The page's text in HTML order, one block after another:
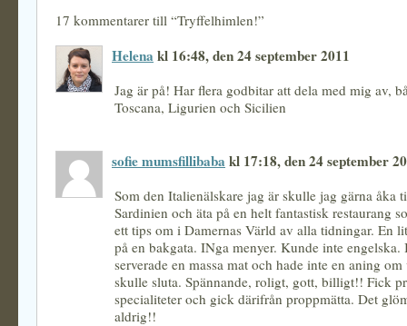
17 kommentarer till “Tryffelhimlen!”
Helena kl 16:48, den 24 september 2011
Jag är på! Har flera godbitar att dela med mig av,
Toscana, Ligurien och Sicilien
sofie mumsfillibaba kl 17:18, den 24 september
Som den Italienälskare jag är skulle jag gärna åka
Sardinien och äta på en helt fantastisk restaurang
ett tips om i Damernas Värld av alla tidningar. En
på en bakgata. INga menyer. Kunde inte engelska.
serverade en massa mat och hade inte en aning
skulle sluta. Spännande, roligt, gott, billigt!! Fick
specialiteter och gick därifrån proppmätta. Det
aldrig!!